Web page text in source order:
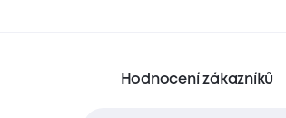
Hodnocení zákazníků